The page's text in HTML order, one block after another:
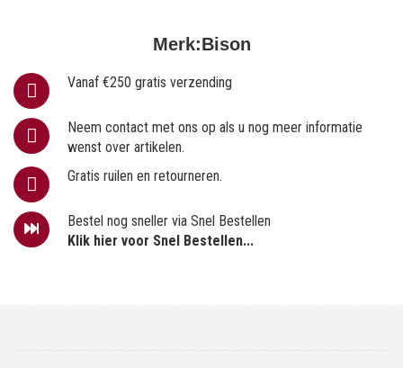
Merk:Bison
Vanaf €250 gratis verzending
Neem contact met ons op als u nog meer informatie
wenst over artikelen.
Gratis ruilen en retourneren.
Bestel nog sneller via Snel Bestellen
Klik hier voor Snel Bestellen...